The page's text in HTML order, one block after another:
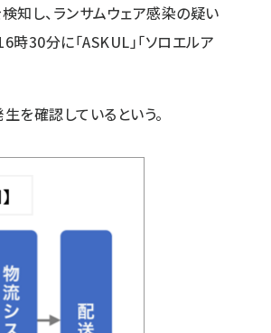
知し、ランサムウェア感染の疑い
30分に「ASKUL」「ソロエルア
を確認しているという。